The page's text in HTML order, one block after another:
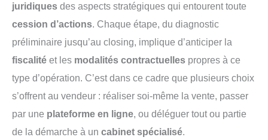
juridiques des aspects stratégiques qui entourent toute
cession d’actions. Chaque étape, du diagnostic
préliminaire jusqu’au closing, implique d’anticiper la
fiscalité et les modalités contractuelles propres à ce
type d’opération. C’est dans ce cadre que plusieurs choix
s’offrent au vendeur : réaliser soi-même la vente, passer
par une plateforme en ligne, ou déléguer tout ou partie
de la démarche à un cabinet spécialisé.